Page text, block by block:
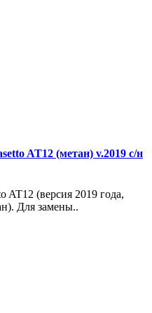
AT12 (метан) v.2019 с/н
AT12 (версия 2019 года,
Для замены..